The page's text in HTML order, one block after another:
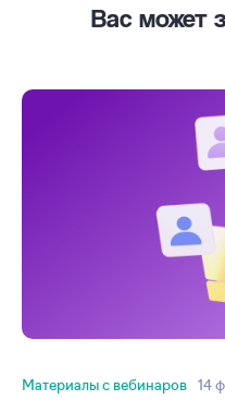
Вас может
Материалы с вебинаров 14